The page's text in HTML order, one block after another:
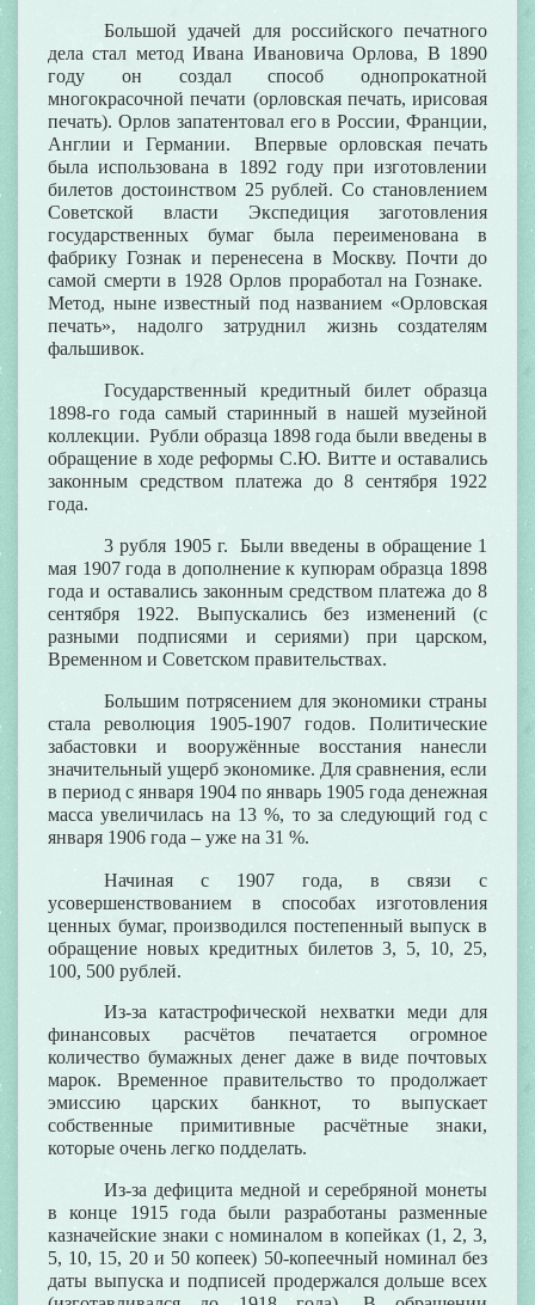
Большой удачей для российского печатного
дела стал метод Ивана Ивановича Орлова, В 1890
году он создал способ однопрокатной
многокрасочной печати (орловская печать, ирисовая
печать). Орлов запатентовал его в России, Франции,
Англии и Германии. Впервые орловская печать
была использована в 1892 году при изготовлении
билетов достоинством 25 рублей. Со становлением
Советской власти Экспедиция заготовления
государственных бумаг была переименована в
фабрику Гознак и перенесена в Москву. Почти до
самой смерти в 1928 Орлов проработал на Гознаке.
Метод, ныне известный под названием «Орловская
печать», надолго затруднил жизнь создателям
фальшивок.
Государственный кредитный билет образца
1898-го года самый старинный в нашей музейной
коллекции. Рубли образца 1898 года были введены в
обращение в ходе реформы С.Ю. Витте и оставались
законным средством платежа до 8 сентября 1922
года.
3 рубля 1905 г. Были введены в обращение 1
мая 1907 года в дополнение к купюрам образца 1898
года и оставались законным средством платежа до 8
сентября 1922. Выпускались без изменений (с
разными подписями и сериями) при царском,
Временном и Советском правительствах.
Большим потрясением для экономики страны
сталареволюция 1905-1907 годов. Политические
забастовки и вооружённые восстания нанесли
значительный ущерб экономике. Для сравнения, если
в период с января 1904 по январь 1905 года денежная
масса увеличилась на 13 %, то за следующий год с
января 1906 года – уже на 31 %.
Начиная с 1907 года, в связи с
усовершенствованием в способах изготовления
ценных бумаг, производился постепенный выпуск в
обращение новых кредитных билетов 3, 5, 10, 25,
100, 500 рублей.
Из-за катастрофической нехватки меди для
финансовых расчётов печатается огромное
количество бумажных денег даже в виде почтовых
марок. Временное правительство то продолжает
эмиссию царских банкнот, то выпускает
собственные примитивные расчётные знаки,
которые очень легко подделать.
Из-за дефицита медной и серебряной монеты
в конце 1915 года были разработаны разменные
казначейские знаки с номиналом в копейках (1, 2, 3,
5, 10, 15, 20 и 50 копеек) 50-копеечный номинал без
даты выпуска и подписей продержался дольше всех